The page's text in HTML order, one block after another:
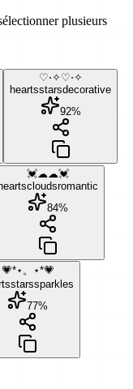
plusieurs
♡⋅✧♡⋅✧
heartsstarsdecorative
92%
💓☁☁💓
heartscloudsromantic
84%
💗*⋆。⋆*💗
starssparkles
77%